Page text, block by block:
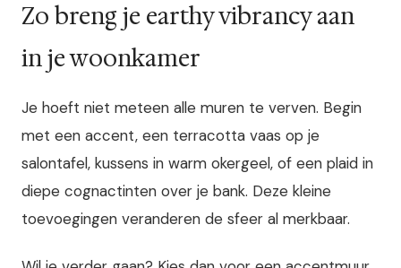
Zo breng je earthy vibrancy aan
in je woonkamer
Je hoeft niet meteen alle muren te verven. Begin
met een accent, een terracotta vaas op je
salontafel, kussens in warm okergeel, of een plaid in
diepe cognactinten over je bank. Deze kleine
toevoegingen veranderen de sfeer al merkbaar.